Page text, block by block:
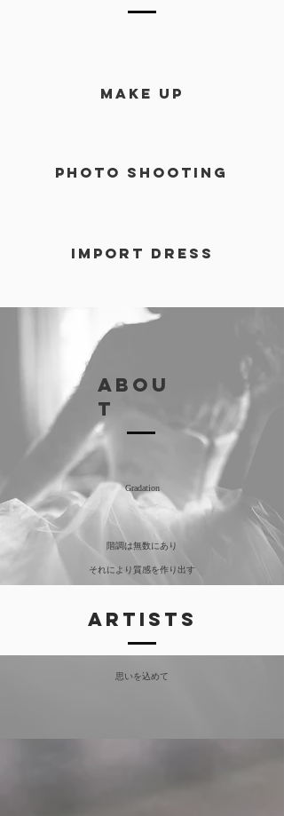
make up
photo shooting
​import dress
abou
t
Gradation
階調は無数にあり
それにより質感を作り出す
無限の可能性
思いを​込めて
​Artists